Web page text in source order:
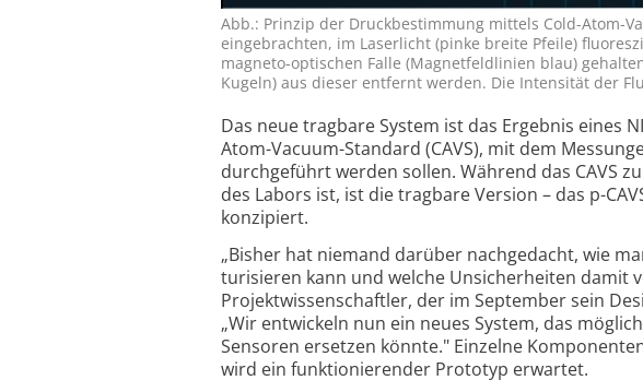
Abb.: Prinzip der Druckbestimmung mittels Cold-Atom-
eingebrachten, im Laserlicht (pinke breite Pfeile)
magneto-optischen Falle (Magnetfeldlinien blau)
Kugeln) aus dieser entfernt werden. Die Intensität der
Das neue tragbare System ist das Ergebnis eines
Atom-Vacuum-Standard (CAVS), mit dem
durchgeführt werden sollen. Während das CAVS
des Labors ist, ist die tragbare Version – das p-
konzipiert.
„Bisher hat niemand darüber nach­gedacht, wie
turisieren kann und welche Un­sicher­heiten damit
Projekt­wissen­schaftler, der im Sep­tember sein
„Wir ent­wickeln nun ein neues System, das
Sen­soren ersetzen könnte." Einzelne
wird ein funktio­nierender Proto­typ erwartet.